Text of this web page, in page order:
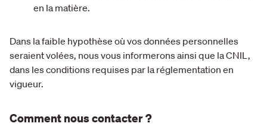
en la matière.
Dans la faible hypothèse où vos données personnelles
seraient volées, nous vous informerons ainsi que la CNIL,
dans les conditions requises par la réglementation en
vigueur.
Comment nous contacter ?